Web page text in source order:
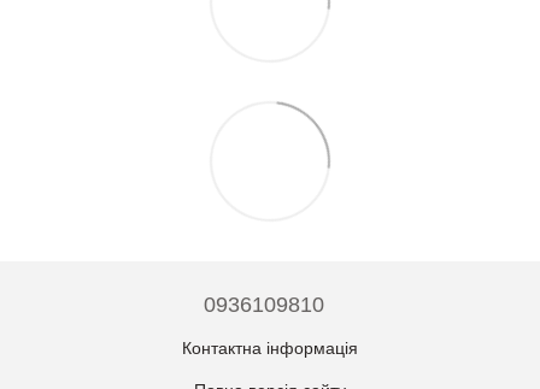
0936109810
Контактна інформація